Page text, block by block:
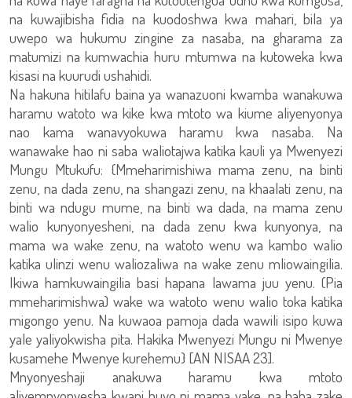
na kuwajibisha fidia na kuodoshwa kwa mahari, bila ya
uwepo wa hukumu zingine za nasaba, na gharama za
matumizi na kumwachia huru mtumwa na kutoweka kwa
kisasi na kuurudi ushahidi.
Na hakuna hitilafu baina ya wanazuoni kwamba wanakuwa
haramu watoto wa kike kwa mtoto wa kiume aliyenyonya
nao kama wanavyokuwa haramu kwa nasaba. Na
wanawake hao ni saba waliotajwa katika kauli ya Mwenyezi
Mungu Mtukufu: {Mmeharimishiwa mama zenu, na binti
zenu, na dada zenu, na shangazi zenu, na khaalati zenu, na
binti wa ndugu mume, na binti wa dada, na mama zenu
walio kunyonyesheni, na dada zenu kwa kunyonya, na
mama wa wake zenu, na watoto wenu wa kambo walio
katika ulinzi wenu waliozaliwa na wake zenu mliowaingilia.
Ikiwa hamkuwaingilia basi hapana lawama juu yenu. (Pia
mmeharimishwa) wake wa watoto wenu walio toka katika
migongo yenu. Na kuwaoa pamoja dada wawili isipo kuwa
yale yaliyokwisha pita. Hakika Mwenyezi Mungu ni Mwenye
kusamehe Mwenye kurehemu} [AN NISAA 23].
Mnyonyeshaji anakuwa haramu kwa mtoto